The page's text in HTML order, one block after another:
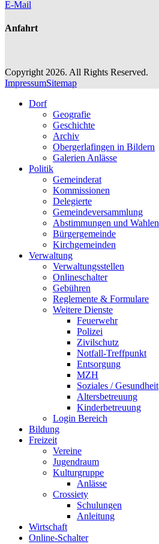
E-Mail
Anfahrt
Copyright 2026. All Rights Reserved.
ImpressumSitemap
Dorf
Geografie
Geschichte
Archiv
Obergerlafingen in Bildern
Galerien Anlässe
Politik
Gemeinderat
Kommissionen
Delegierte
Gemeindeversammlung
Abstimmungen und Wahlen
Bürgergemeinde
Kirchgemeinden
Verwaltung
Verwaltungsstellen
Onlineschalter
Gebühren
Reglemente & Formulare
Weitere Dienste
Feuerwehr
Polizei
Zivilschutz
Notfall-Treffpunkt
Entsorgung
MZH
Soziales / Gesundheit
Altersbetreuung
Kinderbetreuung
Login Bereich
Bildung
Freizeit
Vereine
Jugendraum
Kulturgruppe
Anlässe
Crossiety
Schulungen
Anleitung
Wirtschaft
Online-Schalter